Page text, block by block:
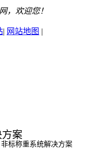
，欢迎您！
| 网站地图 |
案
标称重系统解决方案